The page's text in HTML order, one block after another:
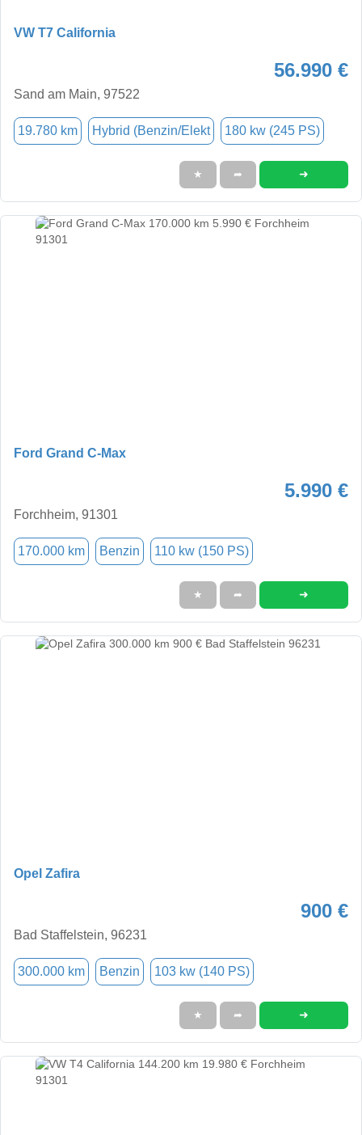
VW T7 California
56.990 €
Sand am Main, 97522
19.780 km Hybrid (Benzin/Elekt 180 kw (245 PS)
★ ➦ ➜
Ford Grand C-Max
5.990 €
Forchheim, 91301
170.000 km Benzin 110 kw (150 PS)
★ ➦ ➜
Opel Zafira
900 €
Bad Staffelstein, 96231
300.000 km Benzin 103 kw (140 PS)
★ ➦ ➜